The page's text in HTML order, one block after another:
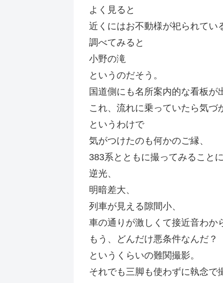
よく見ると
近くにはお不動様が祀られてい
調べてみると
小野の滝
というのだそう。
国道側にも名所案内的な看板が
これ、流れに乗っていたら気づ
というわけで
気がつけたのも何かのご縁、
383系とともに撮ってみることに
逆光、
明暗差大、
列車が見える隙間小、
車の通りが激しくて接近音わか
もう、どんだけ悪条件なんだ？
というくらいの難関撮影。
それでも三脚も使わずに執念で